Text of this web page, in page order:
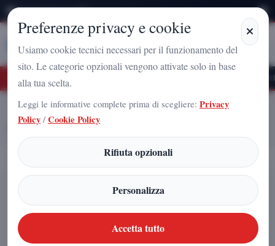
Domenica 9 Agosto 2026
StampaCampania
Nazionale a Caserta: l'uomo che sta costruendo il radicamento del
Home
Articoli
Sal Da Vinci trionfa a Sanremo 2026 con “Per sempre sì”
Sal Da Vinci trionfa a Sanremo 2026
con “Per sempre sì”
Preferenze privacy e cookie
Usiamo cookie tecnici necessari per il funzionamento del
sito. Le categorie opzionali vengono attivate solo in base
alla tua scelta.
Leggi le informative complete prima di scegliere: Privacy
Policy / Cookie Policy
Rifiuta opzionali
Personalizza
Accetta tutto